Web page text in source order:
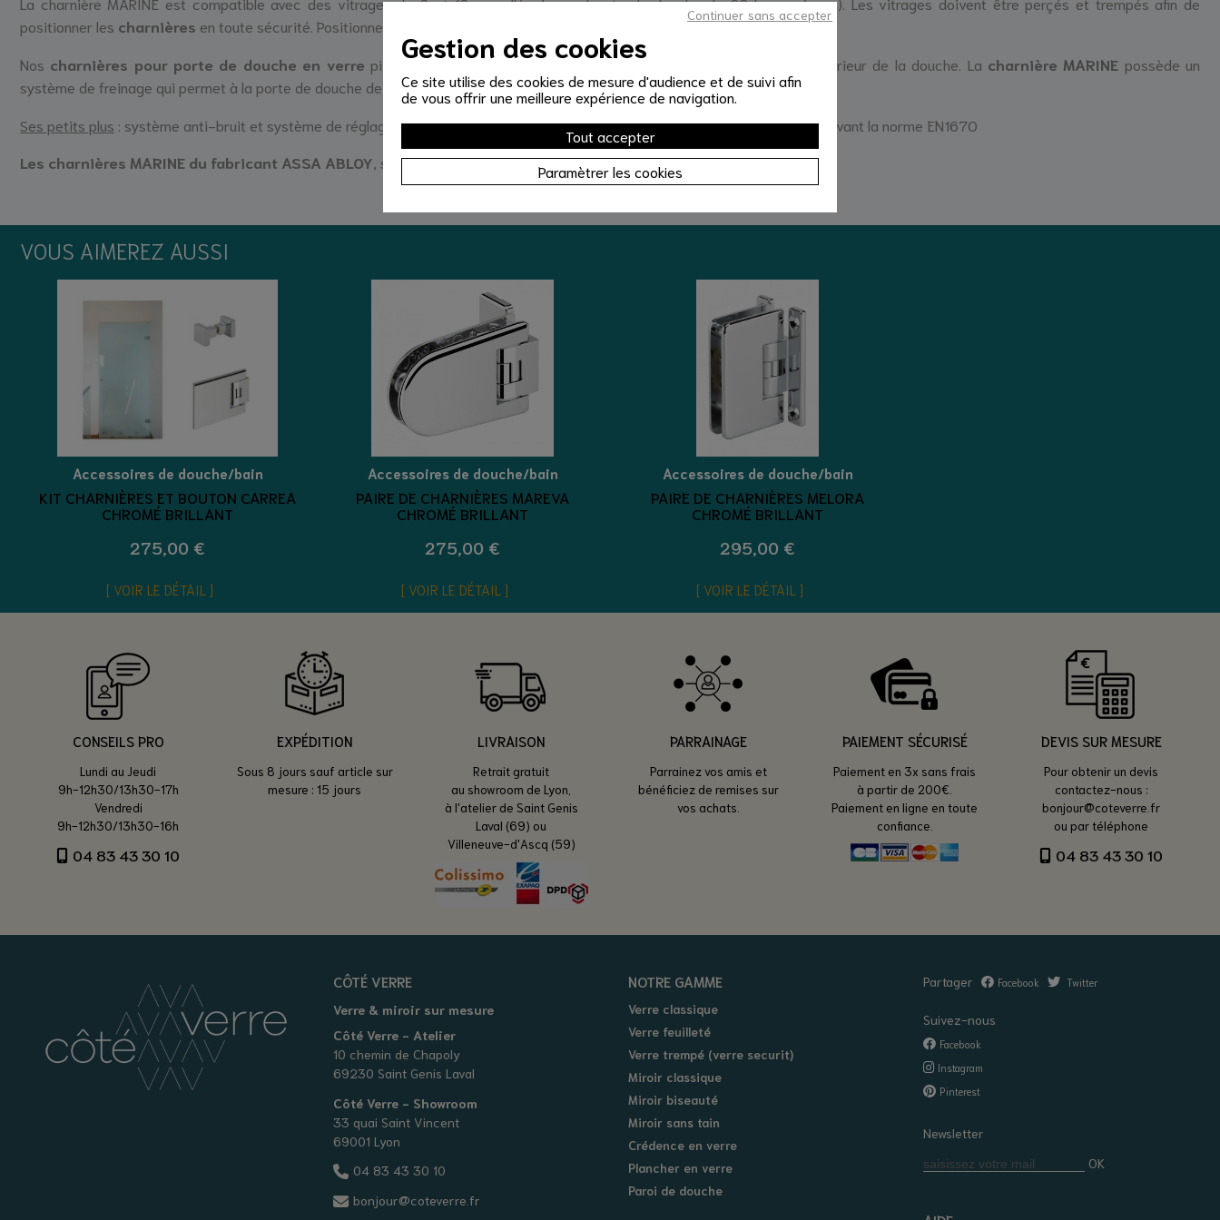
Gestion des cookies
Ce site utilise des cookies de mesure d'audience et de suivi afin
de vous offrir une meilleure expérience de navigation.
Tout accepter
Paramètrer les cookies
Continuer sans accepter
positionner les charnières en toute sécurité. Positionnement de la charnière sur le mur.
Nos charnières pour porte de douche en verre pivotent à 180°, et s'ouvrent aussi bien vers l'intérieur que vers l'extérieur de la douche. La charnière MARINE possède un
système de freinage qui permet à la porte de douche de se placer à 90° lors de sa fermeture.
Ses petits plus : système anti-bruit et système de réglage d'angle précis, livrée avec vis de fixation , garantie 5 ans , testée suivant la norme EN1670
Les charnières MARINE du fabricant ASSA ABLOY, sont conditionnées par 2 (une paire).
VOUS AIMEREZ AUSSI
Accessoires de douche/bain
KIT CHARNIÈRES ET BOUTON CARREA
CHROMÉ BRILLANT
275,00 €
VOIR LE DÉTAIL
Accessoires de douche/bain
PAIRE DE CHARNIÈRES MAREVA
CHROMÉ BRILLANT
275,00 €
VOIR LE DÉTAIL
Accessoires de douche/bain
PAIRE DE CHARNIÈRES MELORA
CHROMÉ BRILLANT
295,00 €
VOIR LE DÉTAIL
CONSEILS PRO
Lundi au Jeudi
9h-12h30/13h30-17h
Vendredi
9h-12h30/13h30-16h
04 83 43 30 10
EXPÉDITION
Sous 8 jours sauf article sur
mesure : 15 jours
LIVRAISON
Retrait gratuit
au showroom de Lyon,
à l'atelier de Saint Genis
Laval (69) ou
Villeneuve-d'Ascq (59)
PARRAINAGE
Parrainez vos amis et
bénéficiez de remises sur
vos achats.
PAIEMENT SÉCURISÉ
Paiement en 3x sans frais
à partir de 200€.
Paiement en ligne en toute
confiance.
DEVIS SUR MESURE
Pour obtenir un devis
contactez-nous :
bonjour@coteverre.fr
ou par téléphone
04 83 43 30 10
CÔTÉ VERRE
Verre & miroir sur mesure
Côté Verre - Atelier
10 chemin de Chapoly
69230 Saint Genis Laval
Côté Verre - Showroom
33 quai Saint Vincent
69001 Lyon
04 83 43 30 10
bonjour@coteverre.fr
NOTRE GAMME
Verre classique
Verre feuilleté
Verre trempé (verre securit)
Miroir classique
Miroir biseauté
Miroir sans tain
Crédence en verre
Plancher en verre
Paroi de douche
Partager Facebook Twitter
Suivez-nous
Facebook
Instagram
Pinterest
Newsletter
OK